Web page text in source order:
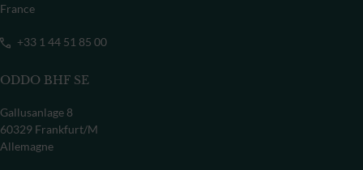
France
+33 1 44 51 85 00
ODDO BHF SE
Gallusanlage 8
60329 Frankfurt/M
Allemagne